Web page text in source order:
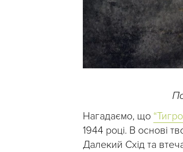
Нагадаємо, що
1944 році. В основі
Далекий Схід та